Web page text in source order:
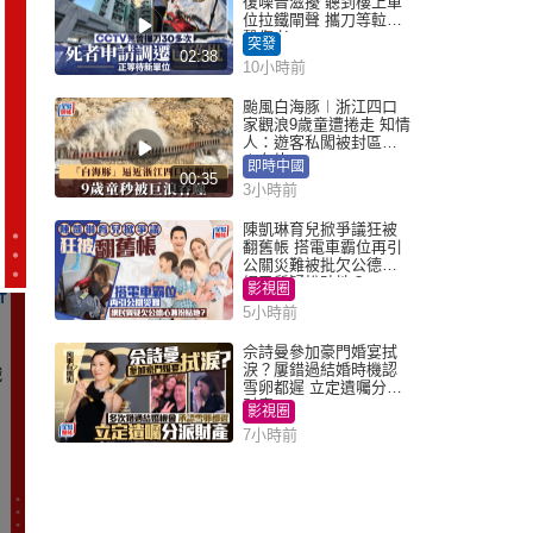
02:38
位拉鐵閘聲 攜刀等𨋢伏
擊傷者
突發
10小時前
00:35
颱風白海豚︱浙江四口
家觀浪9歲童遭捲走 知情
人：遊客私闖被封區域
︱有片
即時中國
3小時前
陳凱琳育兒掀爭議狂被
翻舊帳 搭電車霸位再引
公關災難被批欠公德心
網民質疑扮貼地？
影視圈
5小時前
佘詩曼參加豪門婚宴拭
淚？屢錯過結婚時機認
雪卵都遲 立定遺囑分派
財產
影視圈
7小時前